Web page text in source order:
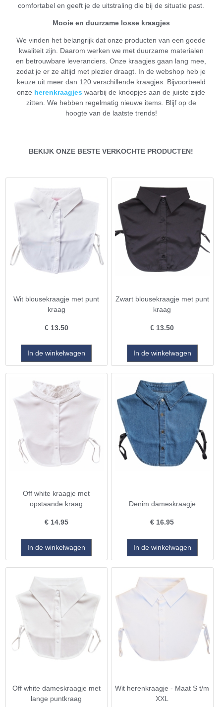
comfortabel en geeft je de uitstraling die bij de situatie past.
Mooie en duurzame losse kraagjes
We vinden het belangrijk dat onze producten van een goede
kwaliteit zijn. Daarom werken we met duurzame materialen
en betrouwbare leveranciers. Onze kraagjes gaan lang mee,
zodat je er ze altijd met plezier draagt. In de webshop heb je
keuze uit meer dan 120 verschillende kraagjes. Bijvoorbeeld
onze herenkraagjes waarbij de knoopjes aan de juiste zijde
zitten. We hebben regelmatig nieuwe items. Blijf op de
hoogte van de laatste trends!
BEKIJK ONZE BESTE VERKOCHTE PRODUCTEN!
Wit blousekraagje met punt
kraag
€ 13.50
Zwart blousekraagje met punt
kraag
€ 13.50
Off white kraagje met
opstaande kraag
€ 14.95
Denim dameskraagje
€ 16.95
Off white dameskraagje met
lange puntkraag
Wit herenkraagje - Maat S t/m
XXL